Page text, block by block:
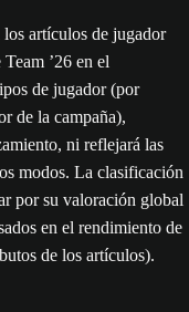
artículos de jugador
’26 en el
de jugador (por
de la campaña),
ni reflejará las
modos. La clasificación
por su valoración global
en el rendimiento de
de los artículos).